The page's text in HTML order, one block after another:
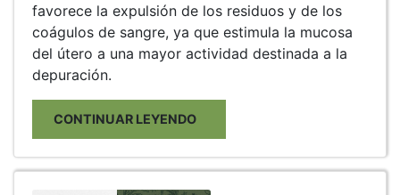
favorece la expulsión de los residuos y de los
coágulos de sangre, ya que estimula la mucosa
del útero a una mayor actividad destinada a la
depuración.
CONTINUAR LEYENDO